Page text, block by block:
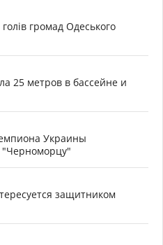
громад Одеського
25 метров в бассейне и
Украины
"Черноморцу"
защитником